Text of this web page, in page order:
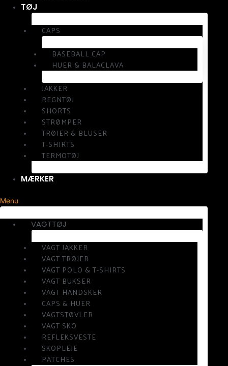
TØJ
CAPS
BASEBALL CAP
HUER & BALACLAVA
JAKKER
REGNTØJ
SHORTS
STRØMPER
TRØJER & BLUSER
T-SHIRTS
TERMOTØJ
MÆRKER
Menu
VAGTTØJ
VAGT JAKKER
VAGT TRØJER
VAGT POLO & T-SHIRTS
VAGT BUKSER
VAGT HANDSKER
CAPS & HUER
VAGTSTØVLER
VAGT SKO
REFLEKSVESTE
SKOPLEJE
PATCHES